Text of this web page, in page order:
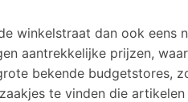
winkelstraat dan ook eens
aantrekkelijke prijzen,
bekende budgetstores,
te vinden die